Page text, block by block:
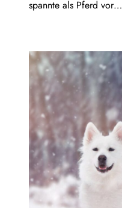
spannte als Pferd vor…